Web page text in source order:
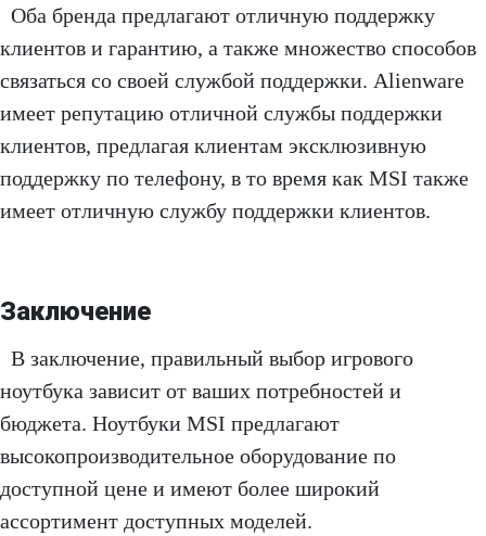
Оба бренда предлагают отличную поддержку
клиентов и гарантию, а также множество способов
связаться со своей службой поддержки. Alienware
имеет репутацию отличной службы поддержки
клиентов, предлагая клиентам эксклюзивную
поддержку по телефону, в то время как MSI также
имеет отличную службу поддержки клиентов.
Заключение
В заключение, правильный выбор игрового
ноутбука зависит от ваших потребностей и
бюджета. Ноутбуки MSI предлагают
высокопроизводительное оборудование по
доступной цене и имеют более широкий
ассортимент доступных моделей.